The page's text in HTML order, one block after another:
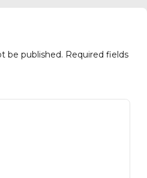
be published. Required fields